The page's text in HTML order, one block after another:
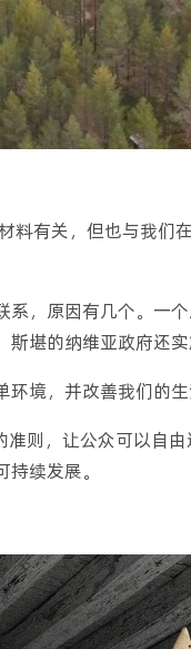
料有关，但也与我们
，原因有几个。一
堪的纳维亚政府还
境，并改善我们的生
则，让公众可以自
续发展。